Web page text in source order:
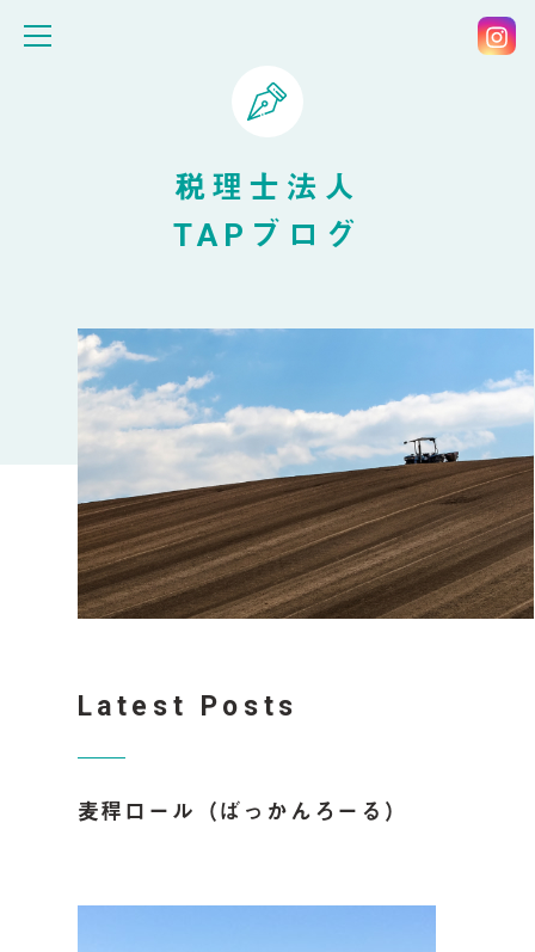
税理士法人
TAPブログ
Latest Posts
麦稈ロール（ばっかんろーる）